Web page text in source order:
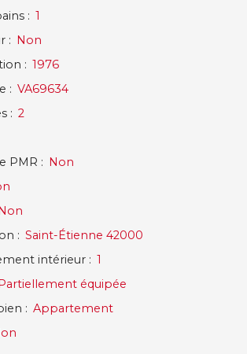
: 1
:
Non
: 1976
: VA69634
: 2
PMR :
Non
Non
: Saint-Étienne 42000
intérieur : 1
Partiellement équipée
: Appartement